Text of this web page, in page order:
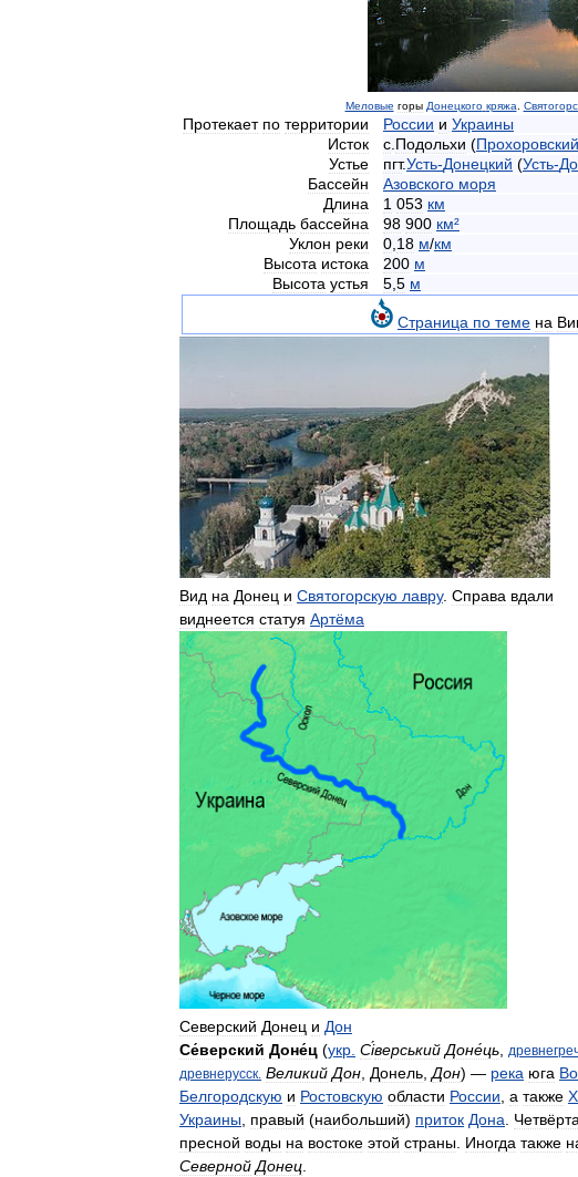
Меловые горы Донецкого кряжа
Протекает по территории России и Украины
Исток
с Подольхи (Прохоровский
Устье
пгт.Усть-Донецкий (Усть-
Бассейн
Азовского моря
Длина
1 053 км
Площадь бассейна 98 900 км²
Уклон реки 0 18 м/км
Высота истока 200 м
Высота устья 5 5 м
Страница по теме на
Вид на Донец и Святогорскую лавру. Справа вдали
виднеется статуя Артёма
Северский Донец и Дон
Се́верский Доне́ц (укр Сі́верський Доне́ць
древнерусск Великий Дон Донель Дон) — река юга
Белгородскую и Ростовскую области России а также
Украины
правый (наибольший) приток Дона
пресной воды на востоке этой страны Иногда также
Северной Донец